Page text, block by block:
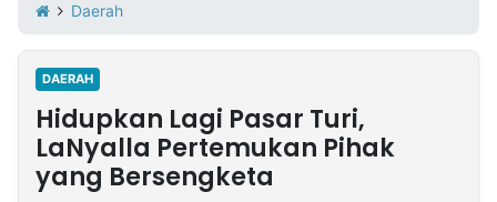
Iklan
Berita
Kami
Nasional
International
Olahraga
Entertainment
Daerah
Pariwisata
Kuliner
Kolom
Daerah
DAERAH
Hidupkan Lagi Pasar Turi,
LaNyalla Pertemukan Pihak
yang Bersengketa